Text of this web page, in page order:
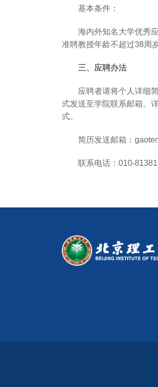
基本条件：
海内外知名大学优秀
准聘教授年龄不超过38周
三、应聘办法
应聘者请将个人详细
式发送至学院联系邮箱。
式。
简历发送邮箱：
联系电话：010-